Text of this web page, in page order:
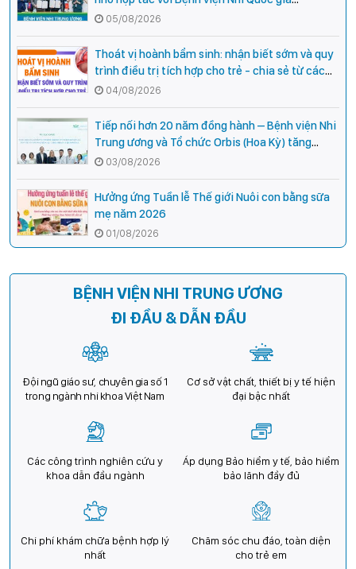
Campuchia
05/08/2026
Thoát vị hoành bẩm sinh: nhận biết sớm và quy
trình điều trị tích hợp cho trẻ - chia sẻ từ các
chuyên gia hàng đầu của Bệnh Viện Nhi Trung
ương
04/08/2026
Tiếp nối hơn 20 năm đồng hành – Bệnh viện Nhi
Trung ương và Tổ chức Orbis (Hoa Kỳ) tăng
cường hợp tác, mở rộng cơ hội bảo vệ thị lực
cho trẻ em Việt Nam
03/08/2026
Hưởng ứng Tuần lễ Thế giới Nuôi con bằng sữa
mẹ năm 2026
01/08/2026
BỆNH VIỆN NHI TRUNG ƯƠNG
ĐI ĐẦU & DẪN ĐẦU
Đội ngũ giáo sư, chuyên gia số 1
trong ngành nhi khoa Việt Nam
Cơ sở vật chất, thiết bị y tế hiện
đại bậc nhất
Các công trình nghiên cứu y
khoa dẫn đầu ngành
Áp dụng Bảo hiểm y tế, bảo hiểm
bảo lãnh đầy đủ
Chi phí khám chữa bệnh hợp lý
nhất
Chăm sóc chu đáo, toàn diện
cho trẻ em